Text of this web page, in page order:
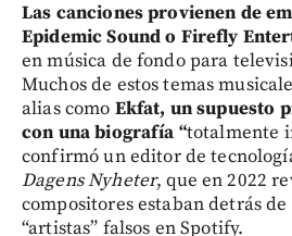
Las canciones provienen de
Epidemic Sound o Firefly
en música de fondo para
Muchos de estos temas
alias como Ekfat, un supuesto
con una biografía “totalmente
confirmó un editor de
Dagens Nyheter, que en 2022
compositores estaban detrás de
“artistas” falsos en Spotify.